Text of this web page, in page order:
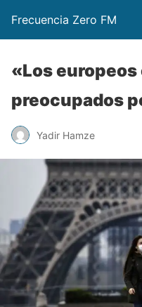
Frecuencia Zero FM
«Los europeos
preocupados
Yadir Hamze